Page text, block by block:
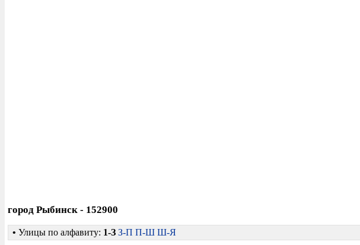
город Рыбинск - 152900
• Улицы по алфавиту: 1-З З-П П-Ш Ш-Я